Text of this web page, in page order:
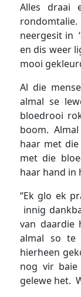
Alles draai
neergesit in
en dis weer
mooi
Al die
almal se
bloedrooi
boom. Almal
haar met
met die
haar hand in
“Ek glo ek
innig
van daardie
almal so
hierheen
nog vir
gelewe het.